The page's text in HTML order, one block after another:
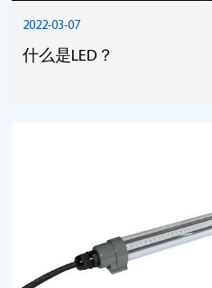
2022-03-07
什么是LED？